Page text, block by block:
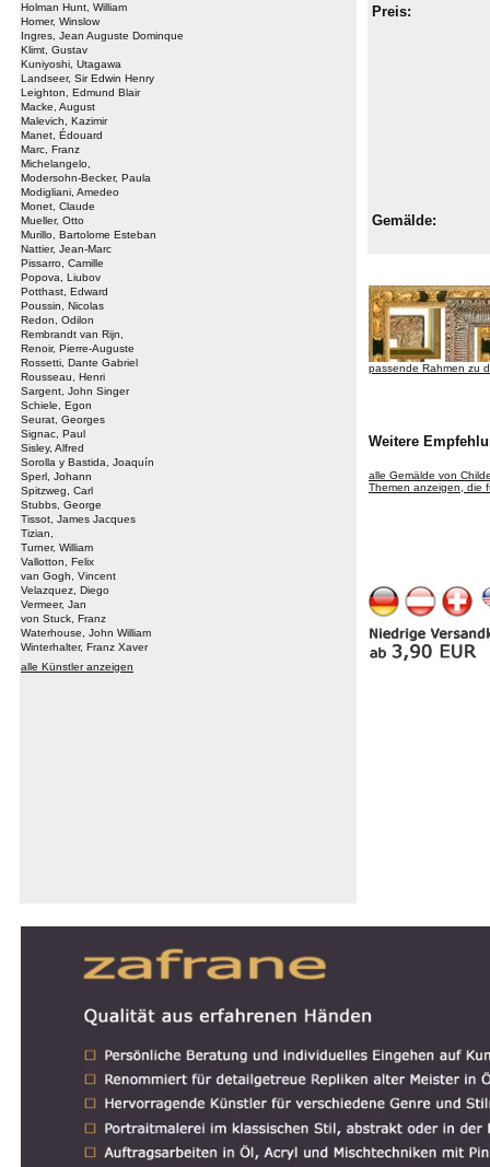
Holman Hunt, William
Homer, Winslow
Ingres, Jean Auguste Dominque
Klimt, Gustav
Kuniyoshi, Utagawa
Landseer, Sir Edwin Henry
Leighton, Edmund Blair
Macke, August
Malevich, Kazimir
Manet, Édouard
Marc, Franz
Michelangelo,
Modersohn-Becker, Paula
Modigliani, Amedeo
Monet, Claude
Mueller, Otto
Murillo, Bartolome Esteban
Nattier, Jean-Marc
Pissarro, Camille
Popova, Liubov
Potthast, Edward
Poussin, Nicolas
Redon, Odilon
Rembrandt van Rijn,
Renoir, Pierre-Auguste
Rossetti, Dante Gabriel
Rousseau, Henri
Sargent, John Singer
Schiele, Egon
Seurat, Georges
Signac, Paul
Sisley, Alfred
Sorolla y Bastida, Joaquín
Sperl, Johann
Spitzweg, Carl
Stubbs, George
Tissot, James Jacques
Tizian,
Turner, William
Vallotton, Felix
van Gogh, Vincent
Velazquez, Diego
Vermeer, Jan
von Stuck, Franz
Waterhouse, John William
Winterhalter, Franz Xaver
alle Künstler anzeigen
Preis:
Gemälde:
passende Rahmen zu
Weitere
alle Gemälde von
Themen anzeigen, die